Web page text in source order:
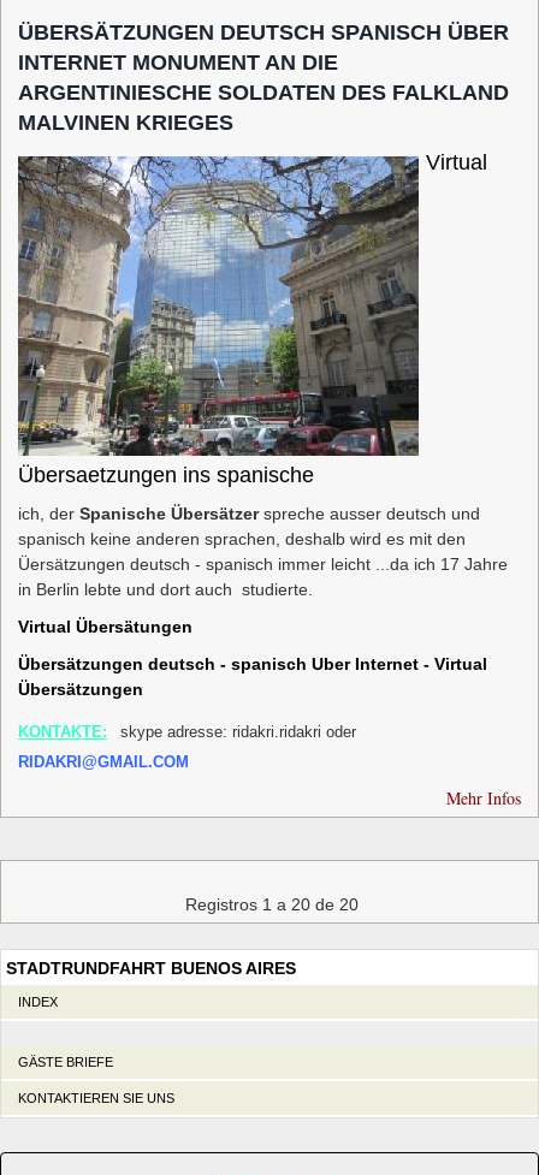
ÜBERSÄTZUNGEN DEUTSCH SPANISCH ÜBER
INTERNET MONUMENT AN DIE
ARGENTINIESCHE SOLDATEN DES FALKLAND
MALVINEN KRIEGES
Virtual
Übersaetzungen ins spanische
ich, der Spanische Übersätzerspreche ausser deutsch und
spanisch keine anderen sprachen, deshalb wird es mit den
Üersätzungen deutsch - spanisch immer leicht ...da ich 17 Jahre
in Berlin lebte und dort auch studierte.
Virtual Übersätungen
Übersätzungen deutsch - spanisch Uber Internet - Virtual
Übersätzungen
KONTAKTE:
skype adresse: ridakri.ridakri oder
RIDAKRI@GMAIL.COM
Mehr Infos
Registros 1 a 20 de 20
STADTRUNDFAHRT BUENOS AIRES
INDEX
GÄSTE BRIEFE
KONTAKTIEREN SIE UNS